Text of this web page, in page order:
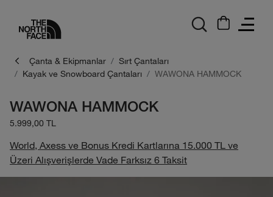
Çanta & Ekipmanlar
Sırt Çantaları
Kayak ve Snowboard Çantaları
WAWONA HAMMOCK
WAWONA HAMMOCK
5.999,00 TL
World, Axess ve Bonus Kredi Kartlarına 15.000 TL ve
Üzeri Alışverişlerde Vade Farksız 6 Taksit